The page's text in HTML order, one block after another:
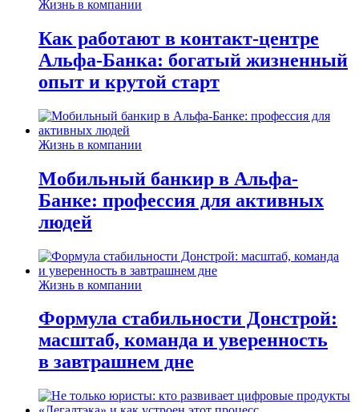
Жизнь в компании
Как работают в контакт-центре
Альфа-Банка: богатый жизненный
опыт и крутой старт
Жизнь в компании
Мобильный банкир в Альфа-
Банке: профессия для активных
людей
Жизнь в компании
Формула стабильности Донстрой:
масштаб, команда и уверенность
в завтрашнем дне